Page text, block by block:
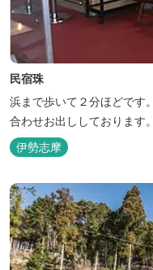
民宿珠
浜まで歩いて２分ほどです
合わせお出ししております。
伊勢志摩